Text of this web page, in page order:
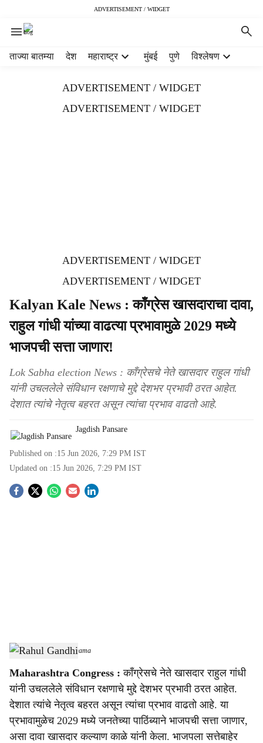
ADVERTISEMENT / WIDGET
ताज्या बातम्या देश महाराष्ट्र मुंबई पुणे विश्लेषण
ADVERTISEMENT / WIDGET
ADVERTISEMENT / WIDGET
ADVERTISEMENT / WIDGET
ADVERTISEMENT / WIDGET
Kalyan Kale News : काँग्रेस खासदाराचा दावा,
राहुल गांधी यांच्या वाढत्या प्रभावामुळे 2029 मध्ये
भाजपची सत्ता जाणार!
Lok Sabha election News : काँग्रेसचे नेते खासदार राहुल गांधी
यांनी उचललेले संविधान रक्षणाचे मुद्दे देशभर प्रभावी ठरत आहेत.
देशात त्यांचे नेतृत्व बहरत असून त्यांचा प्रभाव वाढतो आहे.
Jagdish Pansare
Published on :15 Jun 2026, 7:29 PM IST
Updated on :15 Jun 2026, 7:29 PM IST
S
a
r
e
Rahul Gandhi-Sarkarnama
Maharashtra Congress : काँग्रेसचे नेते खासदार राहुल गांधी
यांनी उचललेले संविधान रक्षणाचे मुद्दे देशभर प्रभावी ठरत आहेत.
देशात त्यांचे नेतृत्व बहरत असून त्यांचा प्रभाव वाढतो आहे. या
प्रभावामुळेच 2029 मध्ये जनतेच्या पाठिंब्याने भाजपची सत्ता जाणार,
असा दावा खासदार कल्याण काळे यांनी केला. भाजपला सत्तेबाहेर